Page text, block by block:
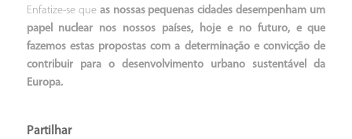
Enfatize-se que as nossas pequenas cidades desempenham um
papel nuclear nos nossos países, hoje e no futuro, e que
fazemos estas propostas com a determinação e convicção de
contribuir para o desenvolvimento urbano sustentável da
Europa.
Partilhar